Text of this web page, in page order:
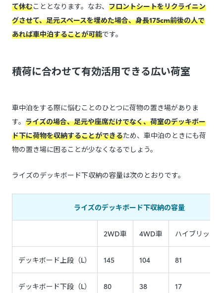
て休むこととなります。なお、 フロントシートをリクライニン
グさせて、足元スペースを埋めた場合、身長175cm前後の人で
あれば車中泊することが可能です。
積荷に合わせて有効活用できる広い荷室
車中泊をする際に悩むことのひとつに荷物の置き場がありま
す。 ライズの場合、足元や座席だけでなく、荷室のデッキボー
ド下に荷物を収納することができるため、車中泊のときにも荷
物の置き場に困ることが少なくなるでしょう。
ライズのデッキボード下収納の容量は次のとおりです。
ライズのデッキボード下収納の容量
2WD車 4WD車 ハイブリッド
デッキボード上段（L） 145 104 81
デッキボード下段（L） 80 38 17